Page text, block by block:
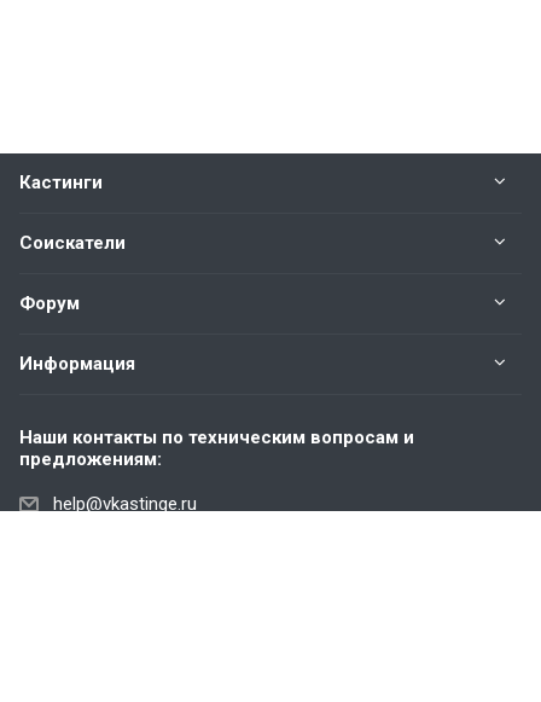
Кастинги
Соискатели
Форум
Информация
Наши контакты по техническим вопросам и
предложениям:
help@vkastinge.ru